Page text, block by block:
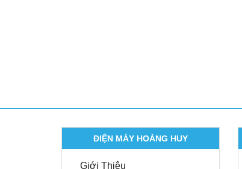
ĐIỆN MÁY HOÀNG HUY
Giới Thiệu